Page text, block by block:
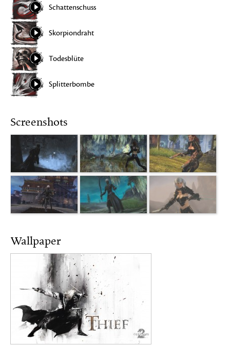
Schattenschuss
Skorpiondraht
Todesblüte
Splitterbombe
Screenshots
Wallpaper